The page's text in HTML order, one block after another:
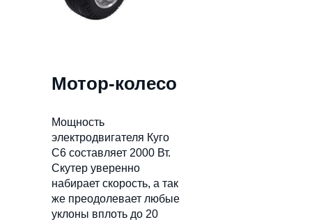
Мотор-колесо
Мощность
электродвигателя Куго
С6 составляет 2000 Вт.
Скутер уверенно
набирает скорость, а так
же преодолевает любые
уклоны вплоть до 20